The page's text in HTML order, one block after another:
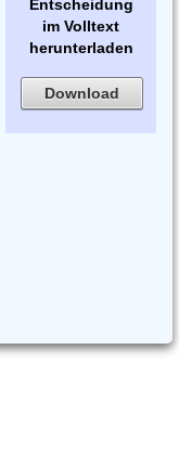
Entscheidung
im Volltext
herunterladen
Download